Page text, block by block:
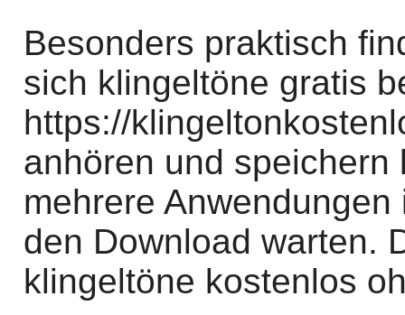
Besonders praktisch
sich klingeltöne gratis
https://
anhören und
mehrere
den Download warten.
klingeltöne kostenlos